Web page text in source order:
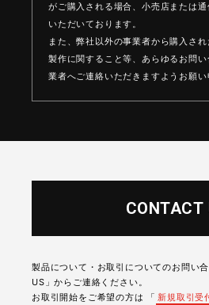
がご購入される場合、小売店または
いただいております。
また、弊社以外の事業者から購入さ
製作に関すること等、 あらゆるお問
業者へご連絡いただきますようお願い
CONTACT
製品について・お取引についてのお問い
US」からご連絡ください。
お取引開始をご希望の方は 「 新規取引受